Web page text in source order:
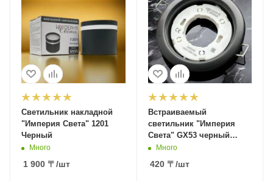
Светильник накладной
"Империя Света" 1201
Черный
Много
1 900 〒/шт
Встраиваемый
светильник "Империя
Света" GX53 черный
матовый
Много
420〒/шт